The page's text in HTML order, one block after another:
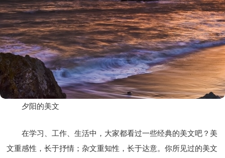
夕阳的美文
在学习、工作、生活中，大家都看过一些经典的美文吧？美
文重感性，长于抒情；杂文重知性，长于达意。你所见过的美文